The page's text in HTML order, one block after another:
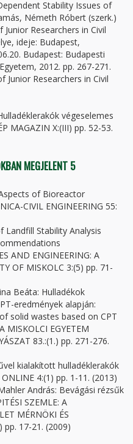
Stability Issues of
Németh Róbert (szerk.)
Researchers in Civil
ideje: Budapest,
Budapest: Budapesti
2012. pp. 267-271.
Researchers in Civil
végeselemes
MAGAZIN X:(III) pp. 52-53.
MEGJELENT 5
of Bioreactor
CIVIL ENGINEERING 55:
Landfill Stability Analysis
AND ENGINEERING: A
OF MISKOLC 3:(5) pp. 71-
Beáta: Hulladékok
eredmények alapján:
solid wastes based on CPT
MISKOLCI EGYETEM
83.:(1.) pp. 271-276.
kialakított hulladéklerakók
4:(1) pp. 1-11. (2013)
András: Bevágási rézsűk
SZEMLE: A
MÉRNÖKI ÉS
pp. 17-21. (2009)